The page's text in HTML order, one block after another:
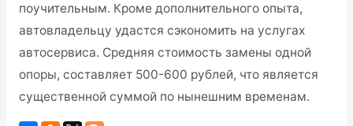
поучительным. Кроме дополнительного опыта,
автовладельцу удастся сэкономить на услугах
автосервиса. Средняя стоимость замены одной
опоры, составляет 500-600 рублей, что является
существенной суммой по нынешним временам.